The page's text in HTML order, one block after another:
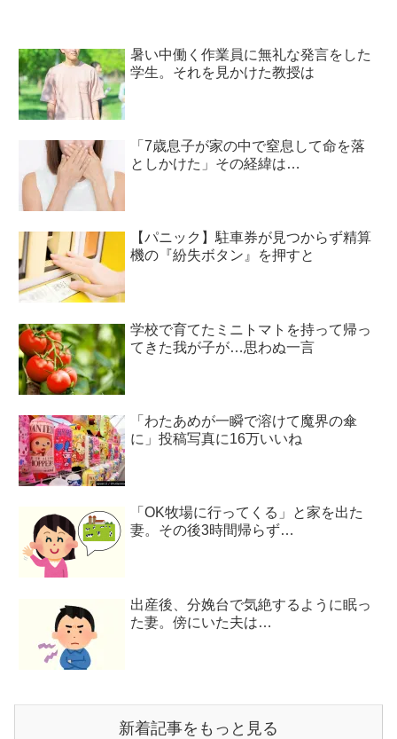
暑い中働く作業員に無礼な発言をした
学生。それを見かけた教授は
「7歳息子が家の中で窒息して命を落
としかけた」その経緯は…
【パニック】駐車券が見つからず精算
機の『紛失ボタン』を押すと
学校で育てたミニトマトを持って帰っ
てきた我が子が…思わぬ一言
「わたあめが一瞬で溶けて魔界の傘
に」投稿写真に16万いいね
「OK牧場に行ってくる」と家を出た
妻。その後3時間帰らず…
出産後、分娩台で気絶するように眠っ
た妻。傍にいた夫は…
新着記事をもっと見る